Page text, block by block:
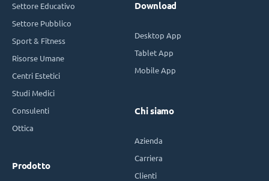
Settore Educativo
Settore Pubblico
Sport & Fitness
Risorse Umane
Centri Estetici
Studi Medici
Consulenti
Ottica
Prodotto
Download
Desktop App
Tablet App
Mobile App
Chi siamo
Azienda
Carriera
Clienti